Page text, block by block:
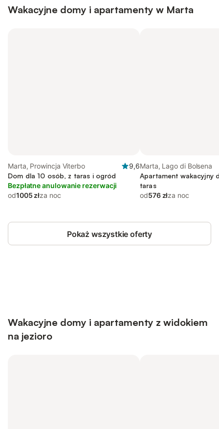
Wakacyjne domy i apartamenty w Marta
Marta, Prowincja Viterbo
9,6
Dom dla 10 osób, z taras i ogród
Bezpłatne anulowanie rezerwacji
od1005 złza noc
Marta, Lago di Bolsena
Apartament wakacyjny
taras
od576 złza noc
Pokaż wszystkie oferty
Wakacyjne domy i apartamenty z widokiem
na jezioro